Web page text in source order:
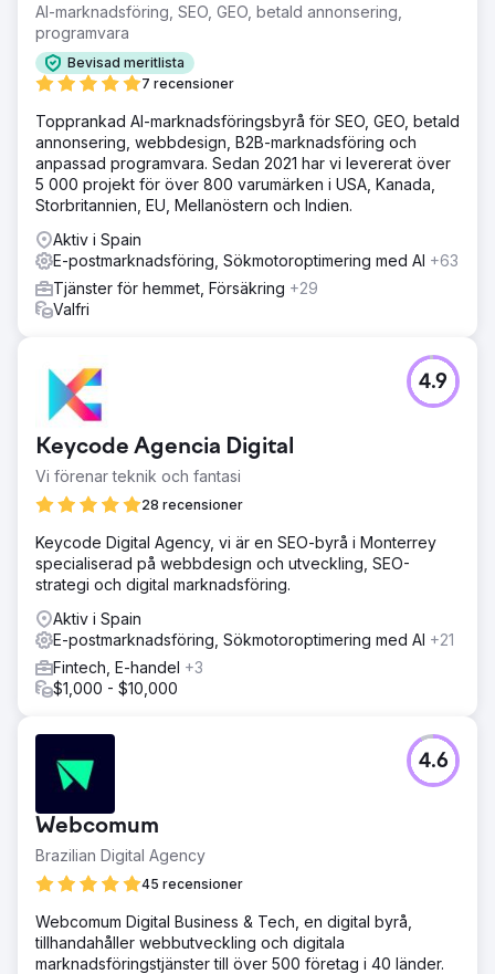
AI-marknadsföring, SEO, GEO, betald annonsering,
programvara
Bevisad meritlista
7 recensioner
Topprankad AI-marknadsföringsbyrå för SEO, GEO, betald
annonsering, webbdesign, B2B-marknadsföring och
anpassad programvara. Sedan 2021 har vi levererat över
5 000 projekt för över 800 varumärken i USA, Kanada,
Storbritannien, EU, Mellanöstern och Indien.
Aktiv i Spain
E-postmarknadsföring, Sökmotoroptimering med AI +63
Tjänster för hemmet, Försäkring +29
Valfri
Keycode Agencia Digital
Vi förenar teknik och fantasi
28 recensioner
4.9
Keycode Digital Agency, vi är en SEO-byrå i Monterrey
specialiserad på webbdesign och utveckling, SEO-
strategi och digital marknadsföring.
Aktiv i Spain
E-postmarknadsföring, Sökmotoroptimering med AI +21
Fintech, E-handel +3
$1,000 - $10,000
Webcomum
Brazilian Digital Agency
45 recensioner
4.6
Webcomum Digital Business & Tech, en digital byrå,
tillhandahåller webbutveckling och digitala
marknadsföringstjänster till över 500 företag i 40 länder.